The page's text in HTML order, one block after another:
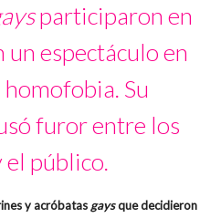
participaron en
un espectáculo en
Su
furor entre los
el público.
y acróbatasgaysque decidieron